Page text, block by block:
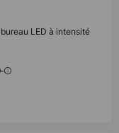
LED à intensité